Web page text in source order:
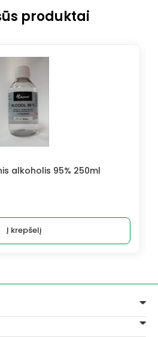
produktai
alkoholis 95% 250ml
Į krepšelį